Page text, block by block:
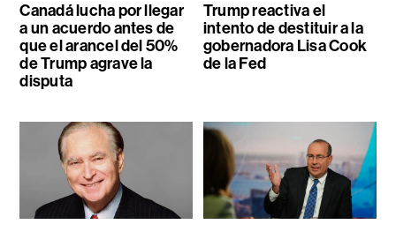
Canadá lucha por llegar
a un acuerdo antes de
que el arancel del 50%
de Trump agrave la
disputa
Trump reactiva el
intento de destituir a la
gobernadora Lisa Cook
de la Fed